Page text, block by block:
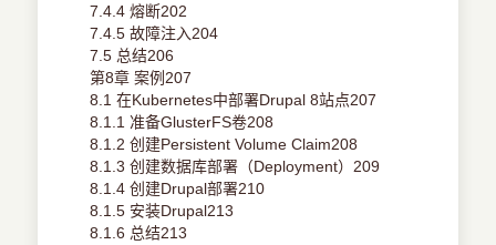
7.4.4 熔断202
7.4.5 故障注入204
7.5 总结206
第8章 案例207
8.1 在Kubernetes中部署Drupal 8站点207
8.1.1 准备GlusterFS卷208
8.1.2 创建Persistent Volume Claim208
8.1.3 创建数据库部署（Deployment）209
8.1.4 创建Drupal部署210
8.1.5 安装Drupal213
8.1.6 总结213